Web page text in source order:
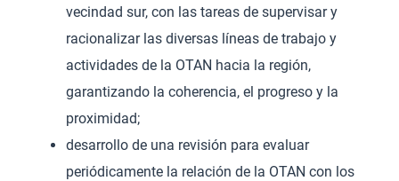
vecindad sur, con las tareas de supervisar y
racionalizar las diversas líneas de trabajo y
actividades de la OTAN hacia la región,
garantizando la coherencia, el progreso y la
proximidad;
desarrollo de una revisión para evaluar
periódicamente la relación de la OTAN con los